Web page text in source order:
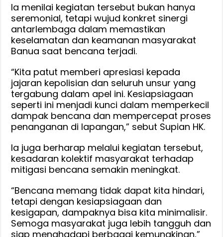
Ia menilai kegiatan tersebut bukan hanya
seremonial, tetapi wujud konkret sinergi
antarlembaga dalam memastikan
keselamatan dan keamanan masyarakat
Banua saat bencana terjadi.
“Kita patut memberi apresiasi kepada
jajaran kepolisian dan seluruh unsur yang
tergabung dalam apel ini. Kesiapsiagaan
seperti ini menjadi kunci dalam memperkecil
dampak bencana dan mempercepat proses
penanganan di lapangan,” sebut Supian HK.
Ia juga berharap melalui kegiatan tersebut,
kesadaran kolektif masyarakat terhadap
mitigasi bencana semakin meningkat.
“Bencana memang tidak dapat kita hindari,
tetapi dengan kesiapsiagaan dan
kesigapan, dampaknya bisa kita minimalisir.
Semoga masyarakat juga lebih tangguh dan
siap menghadapi berbagai kemungkinan,”